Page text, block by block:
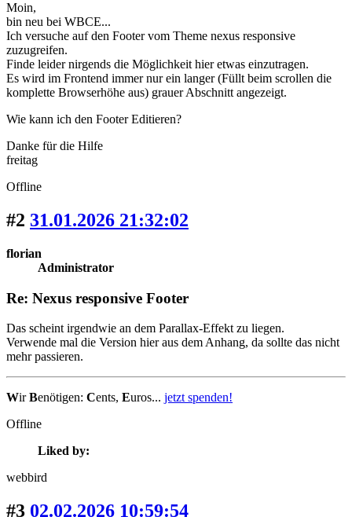
Moin,
bin neu bei WBCE...
Ich versuche auf den Footer vom Theme nexus responsive
zuzugreifen.
Finde leider nirgends die Möglichkeit hier etwas einzutragen.
Es wird im Frontend immer nur ein langer (Füllt beim scrollen die
komplette Browserhöhe aus) grauer Abschnitt angezeigt.
Wie kann ich den Footer Editieren?
Danke für die Hilfe
freitag
Offline
#2 31.01.2026 21:32:02
florian
Administrator
Re: Nexus responsive Footer
Das scheint irgendwie an dem Parallax-Effekt zu liegen.
Verwende mal die Version hier aus dem Anhang, da sollte das nicht
mehr passieren.
WirBenötigen: Cents, Euros... jetzt spenden!
Offline
Liked by:
webbird
#3 02.02.2026 10:59:54